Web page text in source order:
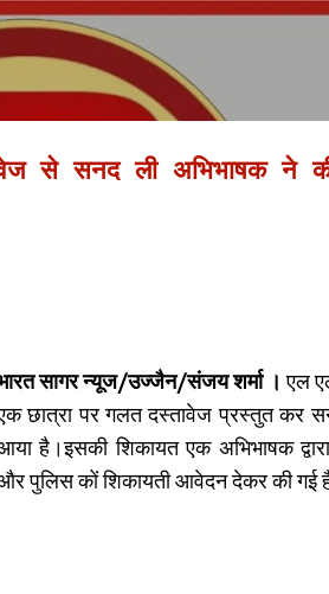
content
से सनद ली अभिभाषक ने
सागर न्यूज/उज्जैन/संजय शर्मा ।एल
छात्रा पर गलत दस्तावेज प्रस्तुत कर
है।इसकी शिकायत एक अभिभाषक
पुलिस कों शिकायती आवेदन देकर की गई